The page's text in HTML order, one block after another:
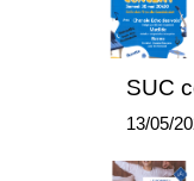
SUC
13/05/